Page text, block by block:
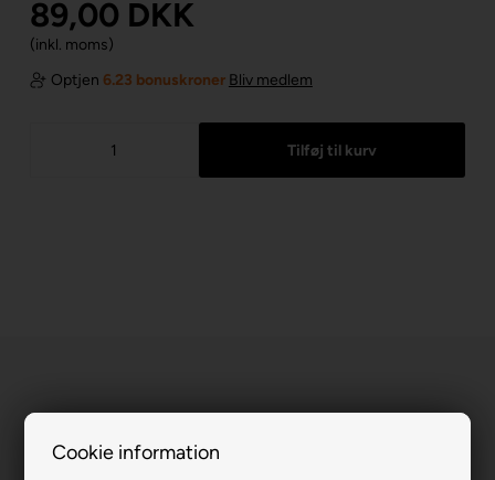
Cookie information
89,00 DKK
(inkl. moms)
Optjen 6.23 bonuskroner Bliv medlem